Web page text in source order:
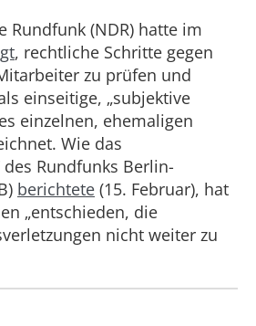
Rundfunk (NDR) hatte im
, rechtliche Schritte gegen
zu prüfen und
einseitige, „subjektive
einzelnen, ehemaligen
Wie das
des Rundfunks Berlin-
berichtete (15. Februar), hat
„entschieden, die
nicht weiter zu